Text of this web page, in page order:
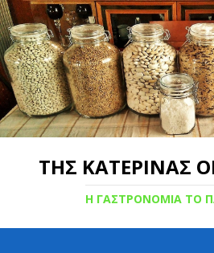
ΤΗΣ ΚΑΤΕΡΙΝΑΣ
Η ΓΑΣΤΡΟΝΟΜΙΑ ΤΟ